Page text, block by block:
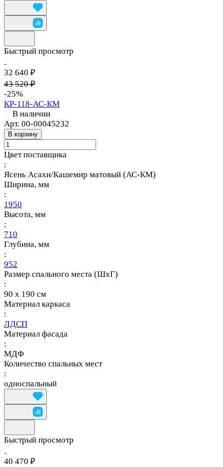
Быстрый просмотр
32 640 ₽
43 520 ₽
-25%
КР-118-АС-КМ
В наличии
Арт. 00-00045232
В корзину
Цвет поставщика
:
Ясень Асахи/Кашемир матовый (АС-КМ)
Ширина, мм
:
1950
Высота, мм
:
710
Глубина, мм
:
952
Размер спального места (ШхГ)
:
90 х 190 см
Материал каркаса
:
ЛДСП
Материал фасада
:
МДФ
Количество спальных мест
:
односпальный
Быстрый просмотр
40 470 ₽